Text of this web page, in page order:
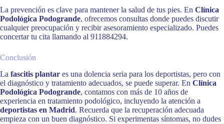
La prevención es clave para mantener la salud de tus pies. En Clínica
Podológica Podogrande, ofrecemos consultas donde puedes discutir
cualquier preocupación y recibir asesoramiento especializado. Puedes
concertar tu cita llamando al 911884294.
Conclusión
La fascitis plantar es una dolencia seria para los deportistas, pero con
el diagnóstico y tratamiento adecuados, se puede superar. En Clínica
Podológica Podogrande, contamos con más de 10 años de
experiencia en tratamiento podológico, incluyendo la atención a
deportistas en Madrid. Recuerda que la recuperación adecuada
empieza con un buen diagnóstico. Si experimentas síntomas, no dudes